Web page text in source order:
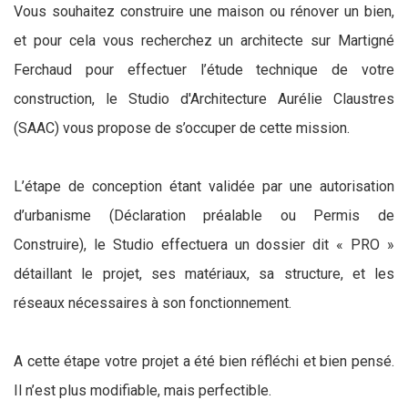
Vous souhaitez construire une maison ou rénover un bien,
et pour cela vous recherchez un architecte sur Martigné
Ferchaud pour effectuer l’étude technique de votre
construction, le Studio d'Architecture Aurélie Claustres
(SAAC) vous propose de s’occuper de cette mission.
L’étape de conception étant validée par une autorisation
d’urbanisme (Déclaration préalable ou Permis de
Construire), le Studio effectuera un dossier dit « PRO »
détaillant le projet, ses matériaux, sa structure, et les
réseaux nécessaires à son fonctionnement.
A cette étape votre projet a été bien réfléchi et bien pensé.
Il n’est plus modifiable, mais perfectible.